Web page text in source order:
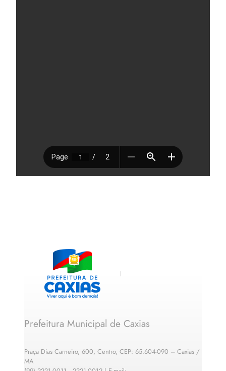
Prefeitura Municipal de Caxias
Praça Dias Carneiro, 600, Centro, CEP: 65.604-090 – Caxias /
MA